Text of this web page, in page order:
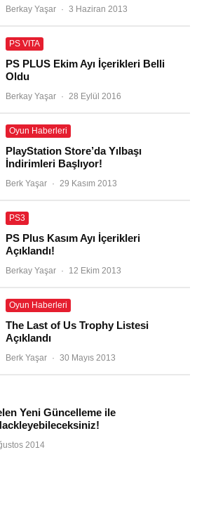
Berkay Yaşar · 3 Haziran 2013
PS VITA
PS PLUS Ekim Ayı İçerikleri Belli
Oldu
Berkay Yaşar · 28 Eylül 2016
Oyun Haberleri
PlayStation Store’da Yılbaşı
İndirimleri Başlıyor!
Berk Yaşar · 29 Kasım 2013
PS3
PS Plus Kasım Ayı İçerikleri
Açıklandı!
Berkay Yaşar · 12 Ekim 2013
Oyun Haberleri
The Last of Us Trophy Listesi
Açıklandı
Berk Yaşar · 30 Mayıs 2013
Yeni Güncelleme ile
2014